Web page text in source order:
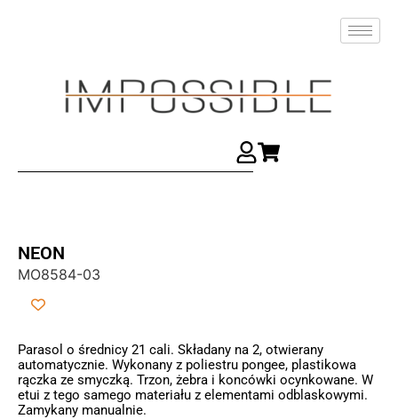
NEON
MO8584-03
Parasol o średnicy 21 cali. Składany na 2, otwierany
automatycznie. Wykonany z poliestru pongee, plastikowa
rączka ze smyczką. Trzon, żebra i koncówki ocynkowane. W
etui z tego samego materiału z elementami odblaskowymi.
Zamykany manualnie.